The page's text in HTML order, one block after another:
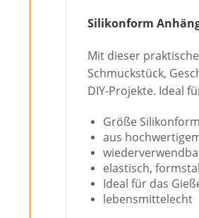
Silikonform
Mit dieser
Schmuckstück,
DIY-Projekte. Ideal
Größe
aus
elastisch,
Ideal für das
lebensmittelecht